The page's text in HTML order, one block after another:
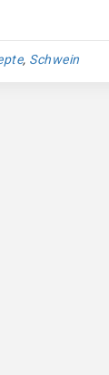
, Schwein